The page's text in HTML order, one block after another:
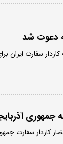
دعوت شد
سفارت ایران
جمهوری
کاردار سفارت